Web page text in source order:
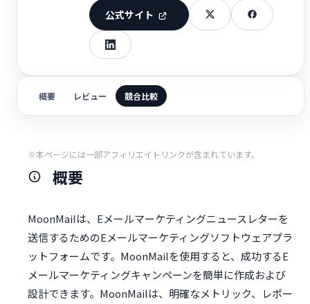
公式サイト
概要 レビュー 競合比較
※本ページには一部アフィリエイトリンクが含まれています。
概要
MoonMailは、Eメールマーケティングニュースレターを
送信するためのEメールマーケティングソフトウェアプラ
ットフォームです。MoonMailを使用すると、成功するE
メー​​ルマーケティングキャンペーンを簡単に作成および
設計できます。MoonMailは、明確なメトリック、レポー